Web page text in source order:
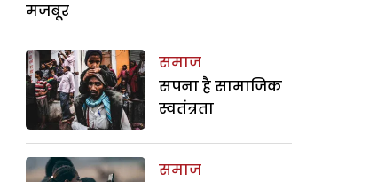
मजबूर
समाज
सपना है सामाजिक
स्वतंत्रता
समाज